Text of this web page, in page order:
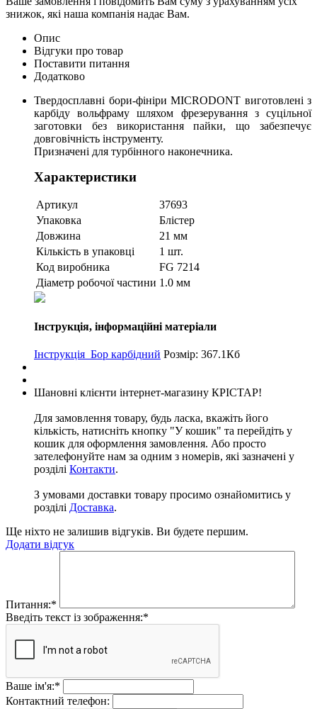
знижок, які наша компанія надає Вам.
Опис
Відгуки про товар
Поставити питання
Додатково
Твердосплавні бори-фініри MICRODONT виготовлені з
карбіду вольфраму шляхом фрезерування з суцільної
заготовки без використання пайки, що забезпечує
довговічність інструменту.
Призначені для турбінного наконечника.
Характеристики
Артикул
37693
Упаковка
Блістер
Довжина
21 мм
Кількість в упаковці
1 шт.
Код виробника
FG 7214
Діаметр робочої частини 1.0 мм
Інструкція, інформаційні матеріали
Інструкція_Бор карбідний Розмір: 367.1Кб
Шановні клієнти інтернет-магазину КРІСТАР!
Для замовлення товару, будь ласка, вкажіть його
кількість, натисніть кнопку "У кошик" та перейдіть у
кошик для оформлення замовлення. Або просто
зателефонуйте нам за одним з номерів, які зазначені у
розділі Контакти.
З умовами доставки товару просимо ознайомитись у
розділі Доставка.
Ще ніхто не залишив відгуків. Ви будете першим.
Додати відгук
Питання:*
Введіть текст із зображення:*
Ваше ім'я:*
Контактний телефон: